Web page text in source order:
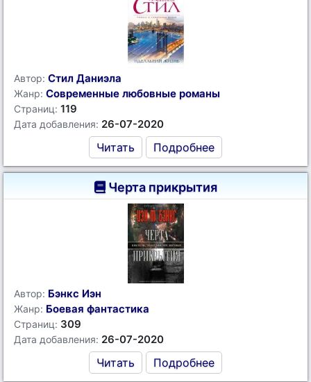
Автор: Стил Даниэла
Жанр: Современные любовные романы
Страниц: 119
Дата добавления: 26-07-2020
Читать Подробнее
Черта прикрытия
Автор: Бэнкс Иэн
Жанр: Боевая фантастика
Страниц: 309
Дата добавления: 26-07-2020
Читать Подробнее